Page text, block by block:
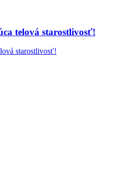
telová starostlivosť!